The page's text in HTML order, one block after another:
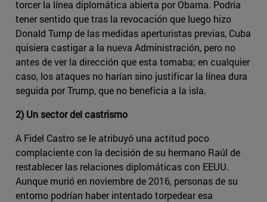
torcer la línea diplomática abierta por Obama. Podría
tener sentido que tras la revocación que luego hizo
Donald Tump de las medidas aperturistas previas, Cuba
quisiera castigar a la nueva Administración, pero no
antes de ver la dirección que esta tomaba; en cualquier
caso, los ataques no harían sino justificar la línea dura
seguida por Trump, que no beneficia a la isla.
2) Un sector del castrismo
A Fidel Castro se le atribuyó una actitud poco
complaciente con la decisión de su hermano Raúl de
restablecer las relaciones diplomáticas con EEUU.
Aunque murió en noviembre de 2016, personas de su
entorno podrían haber intentado torpedear esa